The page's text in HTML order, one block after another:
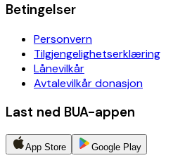
Betingelser
Personvern
Tilgjengelighetserklæring
Lånevilkår
Avtalevilkår donasjon
Last ned BUA-appen
App Store Google Play